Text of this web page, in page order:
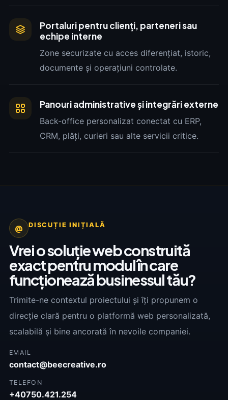
Portaluri pentru clienți, parteneri sau
echipe interne
Zone securizate cu acces diferențiat, istoric,
documente și operațiuni controlate.
Panouri administrative și integrări externe
Back-office personalizat conectat cu ERP,
CRM, plăți, curieri sau alte servicii critice.
@ DISCUȚIE INIȚIALĂ
Vrei o soluție web construită
exact pentru modul în care
funcționează businessul tău?
Trimite-ne contextul proiectului și îți propunem o
direcție clară pentru o platformă web personalizată,
scalabilă și bine ancorată în nevoile companiei.
EMAIL
contact@beecreative.ro
TELEFON
+40750.421.254